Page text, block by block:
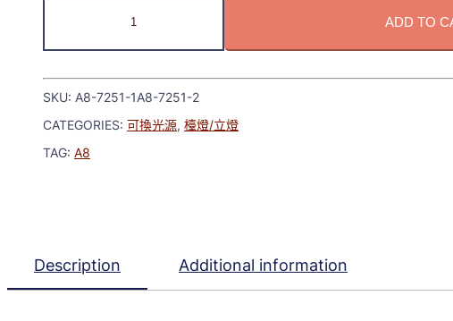
ADD TO
SKU: A8-7251-1A8-7251-2
CATEGORIES: 可換光源, 檯燈/立燈
TAG: A8
Description Additional information